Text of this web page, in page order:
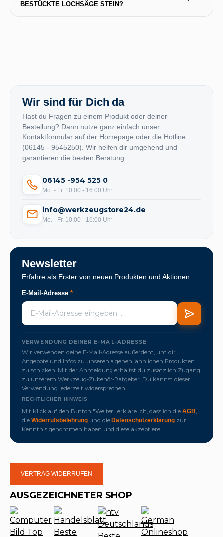
BESTÜCKTE LOCHSÄGE STEIN?
Wir sind für Dich da
Hast du Fragen zu einem Produkt oder deiner
Bestellung? Dann nutze ganz einfach unser
Kontaktformular auf der Homepage oder die Hotline
(06145 - 9545250). Wir helfen dir umgehend und
garantieren die besten Beratung.
06145 -954 525 0
Mo. - Fr. 10:00 - 16:00 Uhr
info@werkzeugstore24.de
Mo. - Fr. 10:00 - 16:00 Uhr
Newsletter
Erfahre als Erster von neuen Produkten und Aktionen
E-Mail-Adresse *
VERWENDUNG DEINER E-MAIL-ADRESSE
Wir verwenden deine E-Mail-Adresse außerdem, um dir
Angebote und Infos zu unseren eigenen, ähnlichen Produkten
zu schicken. Mit der Anmeldung erhältst du zusätzlich Zugang
zu unserem Werkzeug-Zubehör-Ratgeber. Du kannst dieser
Verwendung jederzeit widersprechen.
RECHTLICHER HINWEIS
Mit Klick auf den Button "Weiter" erkläre ich, dass ich die AGB,
die Widerrufsbelehrung und die Datenschutzerklärung zur
Kenntnis genommen haben und diese akzeptiere.
VERTRAG WIDERRUFEN
AUSGEZEICHNETER SHOP